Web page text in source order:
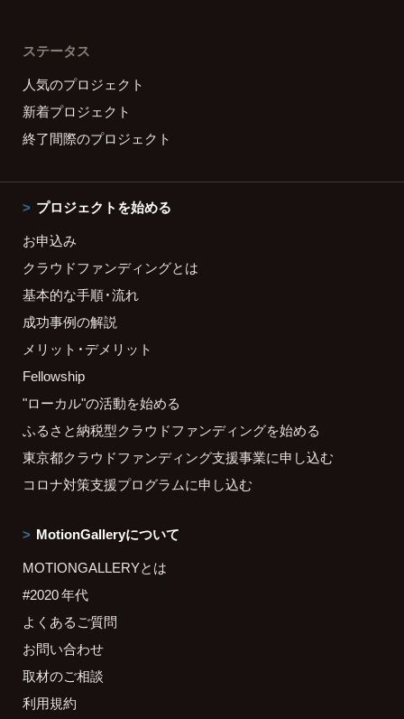
ステータス
人気のプロジェクト
新着プロジェクト
終了間際のプロジェクト
プロジェクトを始める
お申込み
クラウドファンディングとは
基本的な手順・流れ
成功事例の解説
メリット・デメリット
Fellowship
"ローカル"の活動を始める
ふるさと納税型クラウドファンディングを始める
東京都クラウドファンディング支援事業に申し込む
コロナ対策支援プログラムに申し込む
MotionGalleryについて
MOTIONGALLERYとは
#2020 年代
よくあるご質問
お問い合わせ
取材のご相談
利用規約